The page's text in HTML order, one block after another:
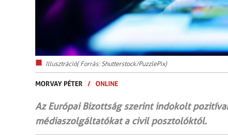
Illusztráció( Forrás: Shutterstock/PuzzlePix)
MORVAY PÉTER / ONLINE
Az Európai Bizottság szerint indokolt
médiaszolgáltatókat a civil posztolóktól.